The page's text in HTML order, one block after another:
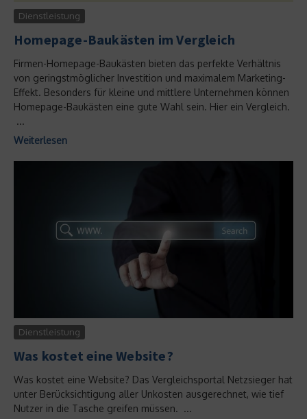
Dienstleistung
Homepage-Baukästen im Vergleich
Firmen-Homepage-Baukästen bieten das perfekte Verhältnis
von geringstmöglicher Investition und maximalem Marketing-
Effekt. Besonders für kleine und mittlere Unternehmen können
Homepage-Baukästen eine gute Wahl sein. Hier ein Vergleich.
...
Weiterlesen
Dienstleistung
Was kostet eine Website?
Was kostet eine Website? Das Vergleichsportal Netzsieger hat
unter Berücksichtigung aller Unkosten ausgerechnet, wie tief
Nutzer in die Tasche greifen müssen. ...